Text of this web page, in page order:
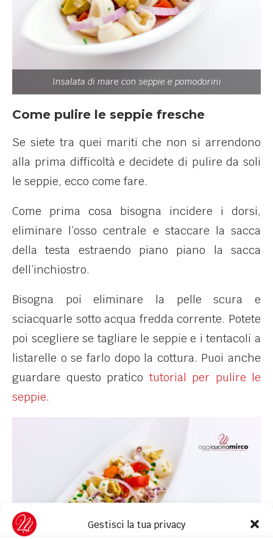
Gestisci la tua privacy
Insalata di mare con seppie e pomodorini
Come pulire le seppie fresche
Se siete tra quei mariti che non si arrendono
alla prima difficoltà e decidete di pulire da soli
le seppie, ecco come fare.
Come prima cosa bisogna incidere i dorsi,
eliminare l’osso centrale e staccare la sacca
della testa estraendo piano piano la sacca
dell’inchiostro.
Bisogna poi eliminare la pelle scura e
sciacquarle sotto acqua fredda corrente. Potete
poi scegliere se tagliare le seppie e i tentacoli a
listarelle o se farlo dopo la cottura. Puoi anche
guardare questo pratico tutorial per pulire le
seppie.